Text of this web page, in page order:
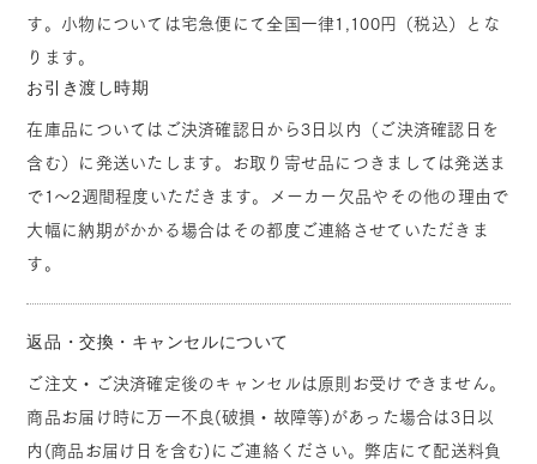
す。小物については宅急便にて全国一律1,100円（税込）とな
ります。
お引き渡し時期
在庫品についてはご決済確認日から3日以内（ご決済確認日を
含む）に発送いたします。お取り寄せ品につきましては発送ま
で1～2週間程度いただきます。メーカー欠品やその他の理由で
大幅に納期がかかる場合はその都度ご連絡させていただきま
す。
返品・交換・キャンセルについて
ご注文・ご決済確定後のキャンセルは原則お受けできません。
商品お届け時に万一不良(破損・故障等)があった場合は3日以
内(商品お届け日を含む)にご連絡ください。弊店にて配送料負